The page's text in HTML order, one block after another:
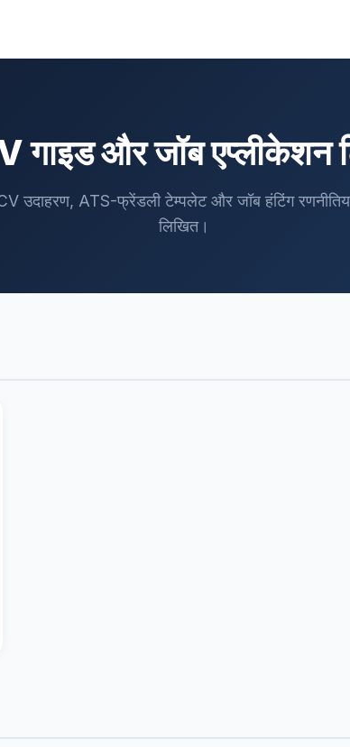
गाइड और जॉब एप्लीकेशन
उदाहरण, ATS-फ्रेंडली टेम्पलेट और जॉब हंटिंग रणनीतियां।
लिखित।